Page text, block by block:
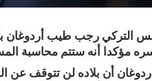
التركي رجب طيب أردوغان
مؤكدا أنه ستتم محاسبة
أن بلاده لن تتوقف عن